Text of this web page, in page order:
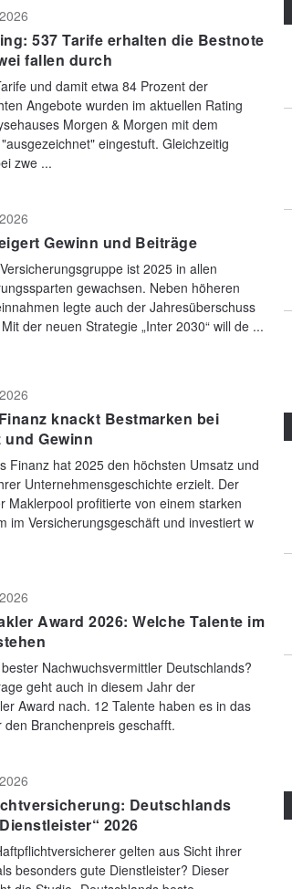
537 Tarife erhalten die Bestnote
fallen durch
und damit etwa 84 Prozent der
Angebote wurden im aktuellen Rating
Morgen & Morgen mit dem
eingestuft. Gleichzeitig
zwe ...
Gewinn und Beiträge
ist 2025 in allen
gewachsen. Neben höheren
legte auch der Jahresüberschuss
der neuen Strategie „Inter 2030“ will de ...
knackt Bestmarken bei
und Gewinn
Finanz hat 2025 den höchsten Umsatz und
Unternehmensgeschichte erzielt. Der
Maklerpool profitierte von einem starken
im Versicherungsgeschäft und investiert w
Award 2026: Welche Talente im
Nachwuchsvermittler Deutschlands?
geht auch in diesem Jahr der
Award nach. 12 Talente haben es in das
den Branchenpreis geschafft.
Deutschlands
2026
gelten aus Sicht ihrer
besonders gute Dienstleister? Dieser